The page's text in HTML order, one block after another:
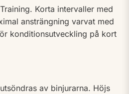
Korta intervaller med
ansträngning varvat med
konditionsutveckling på kort
av binjurarna. Höjs